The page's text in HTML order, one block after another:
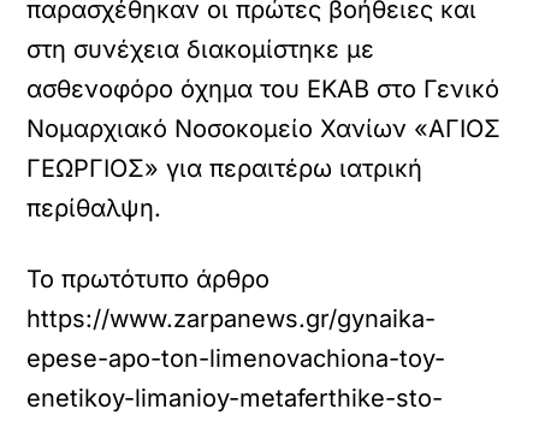
παρασχέθηκαν οι πρώτες βοήθειες και
στη συνέχεια διακομίστηκε με
ασθενοφόρο όχημα του ΕΚΑΒ στο Γενικό
Νομαρχιακό Νοσοκομείο Χανίων «ΑΓΙΟΣ
ΓΕΩΡΓΙΟΣ» για περαιτέρω ιατρική
περίθαλψη.
Το πρωτότυπο άρθρο
https://www.zarpanews.gr/gynaika-
epese-apo-ton-limenovachiona-toy-
enetikoy-limanioy-metaferthike-sto-